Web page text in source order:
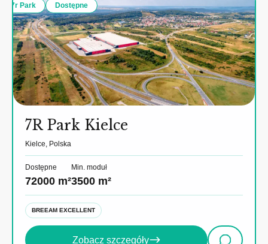
7r Park Dostępne
7R Park Kielce
Kielce, Polska
Dostępne
72000 m²
Min. moduł
3500 m²
BREEAM EXCELLENT
Zobacz szczegóły